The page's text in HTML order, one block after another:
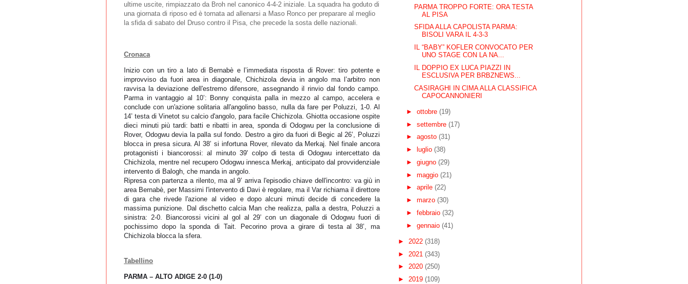
ultime uscite, rimpiazzato da Broh nel canonico 4-4-2 iniziale. La squadra ha goduto di
una giornata di riposo ed è tornata ad allenarsi a Maso Ronco per preparare al meglio
la sfida di sabato del Druso contro il Pisa, che precede la sosta delle nazionali.
Cronaca
Inizio con un tiro a lato di Bernabè e l’immediata risposta di Rover: tiro potente e
improvviso da fuori area in diagonale, Chichizola devia in angolo ma l’arbitro non
ravvisa la deviazione dell'estremo difensore, assegnando il rinvio dal fondo campo.
Parma in vantaggio al 10’: Bonny conquista palla in mezzo al campo, accelera e
conclude con un'azione solitaria all'angolino basso, nulla da fare per Poluzzi, 1-0. Al
14’ testa di Vinetot su calcio d'angolo, para facile Chichizola. Ghiotta occasione ospite
dieci minuti più tardi: batti e ribatti in area, sponda di Odogwu per la conclusione di
Rover, Odogwu devia la palla sul fondo. Destro a giro da fuori di Begic al 26’, Poluzzi
blocca in presa sicura. Al 38’ si infortuna Rover, rilevato da Merkaj. Nel finale ancora
protagonisti i biancorossi: al minuto 39' colpo di testa di Odogwu intercettato da
Chichizola, mentre nel recupero Odogwu innesca Merkaj, anticipato dal provvidenziale
intervento di Balogh, che manda in angolo.
Ripresa con partenza a rilento, ma al 9’ arriva l'episodio chiave dell'incontro: va giù in
area Bernabè, per Massimi l'intervento di Davi è regolare, ma il Var richiama il direttore
di gara che rivede l'azione al video e dopo alcuni minuti decide di concedere la
massima punizione. Dal dischetto calcia Man che realizza, palla a destra, Poluzzi a
sinistra: 2-0. Biancorossi vicini al gol al 29’ con un diagonale di Odogwu fuori di
pochissimo dopo la sponda di Tait. Pecorino prova a girare di testa al 38’, ma
Chichizola blocca la sfera.
Tabellino
PARMA – ALTO ADIGE 2-0 (1-0)
PARMA TROPPO FORTE: ORA TESTA
AL PISA
SFIDA ALLA CAPOLISTA PARMA:
BISOLI VARA IL 4-3-3
IL “BABY” KOFLER CONVOCATO PER
UNO STAGE CON LA NA...
IL DOPPIO EX LUCA PIAZZI IN
ESCLUSIVA PER BRBZNEWS...
CASIRAGHI IN CIMA ALLA CLASSIFICA
CAPOCANNONIERI
► ottobre (19)
► settembre (17)
► agosto (31)
►
luglio (38)
► giugno (29)
► maggio (21)
► aprile (22)
► marzo (30)
► febbraio (32)
► gennaio (41)
► 2022 (318)
► 2021 (343)
► 2020 (250)
► 2019 (109)